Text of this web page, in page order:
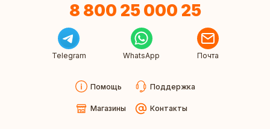
8 800 25 000 25
Telegram WhatsApp Почта
Помощь Поддержка
Магазины Контакты